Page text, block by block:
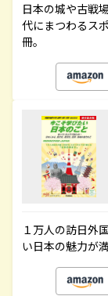
日本の城や古戦
代にまつわるス
冊。
１万人の訪日外
い日本の魅力が